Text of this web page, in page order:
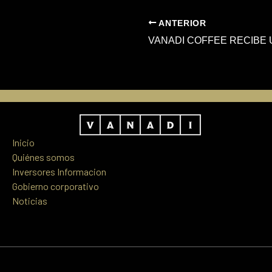
ANTERIOR
Inicio
Quiénes somos
Inversores Informacion
Gobierno corporativo
Noticias